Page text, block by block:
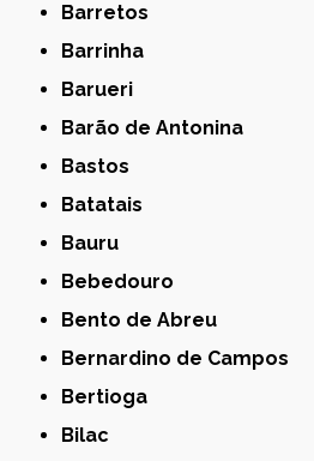
Barretos
Barrinha
Barueri
Barão de Antonina
Bastos
Batatais
Bauru
Bebedouro
Bento de Abreu
Bernardino de Campos
Bertioga
Bilac